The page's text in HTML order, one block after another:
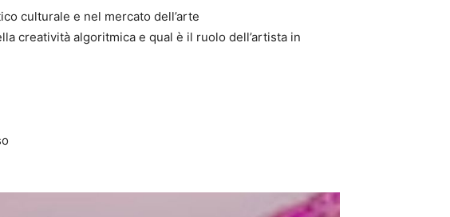
culturale e nel mercato dell’arte
creatività algoritmica e qual è il ruolo dell’artista in